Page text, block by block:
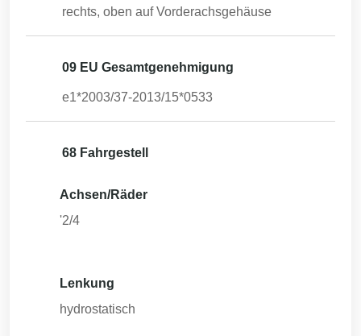
rechts, oben auf Vorderachsgehäuse
09 EU Gesamtgenehmigung
e1*2003/37-2013/15*0533
68 Fahrgestell
Achsen/Räder
'2/4
Lenkung
hydrostatisch